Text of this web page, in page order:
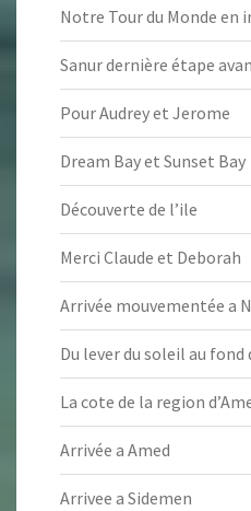
Notre Tour du Monde en
Sanur dernière étape
Pour Audrey et Jerome
Dream Bay et Sunset Bay
Découverte de l’ile
Merci Claude et Deborah
Arrivée mouvementée a
Du lever du soleil au
La cote de la region
Arrivée a Amed
Arrivee a Sidemen